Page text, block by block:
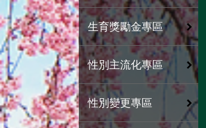
生育獎勵金專區
性別主流化專區
性別變更專區